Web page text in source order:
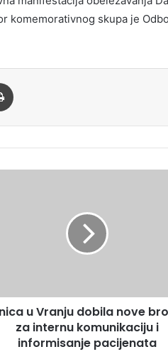
komemorativnog skupa je
u Vranju dobila nove
za internu komunikaciju i
informisanje pacijenata